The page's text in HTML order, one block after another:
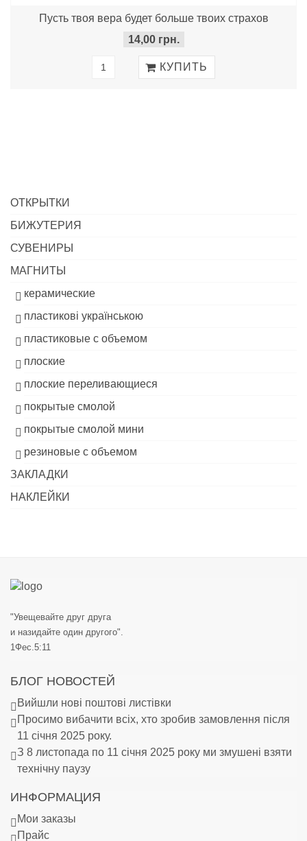
Пусть твоя вера будет больше твоих страхов
14,00 грн.
ОТКРЫТКИ
БИЖУТЕРИЯ
СУВЕНИРЫ
МАГНИТЫ
керамические
пластикові українською
пластиковые с объемом
плоские
плоские переливающиеся
покрытые смолой
покрытые смолой мини
резиновые с объемом
ЗАКЛАДКИ
НАКЛЕЙКИ
"Увещевайте друг друга
и назидайте один другого".
1Фес.5:11
БЛОГ НОВОСТЕЙ
Вийшли нові поштові листівки
Просимо вибачити всіх, хто зробив замовлення після
11 січня 2025 року.
З 8 листопада по 11 січня 2025 року ми змушені взяти
технічну паузу
ИНФОРМАЦИЯ
Мои заказы
Прайс